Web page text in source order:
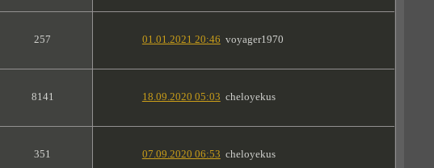
257 01.01.2021 20:46 voyager1970
8141 18.09.2020 05:03 cheloyekus
351 07.09.2020 06:53 cheloyekus